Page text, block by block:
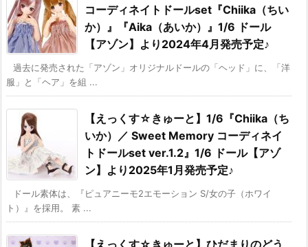
コーディネイトドールset『Chiika（ちい
か）』『Aika（あいか）』1/6 ドール
【アゾン】より2024年4月発売予定♪
過去に発売された「アゾン」オリジナルドールの「ヘッド」に、「洋
服」と「ヘア」を組 ...
【えっくす☆きゅーと】1/6『Chiika（ち
いか）／ Sweet Memory コーディネイ
トドールset ver.1.2』1/6 ドール【アゾ
ン】より2025年1月発売予定♪
ドール素体は、『ピュアニーモ2エモーション S/女の子（ホワイ
ト）』を採用。 素 ...
【えっくす☆きゅーと】ひだまりのどう